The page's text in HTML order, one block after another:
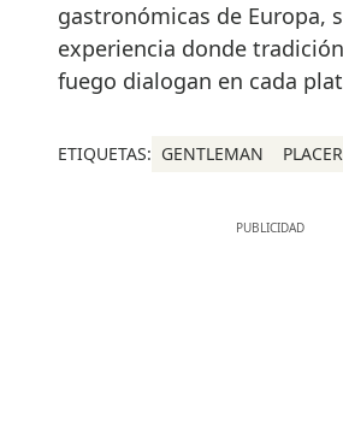
gastronómicas de Europa,
experiencia donde
fuego dialogan en cada
ETIQUETAS: GENTLEMAN